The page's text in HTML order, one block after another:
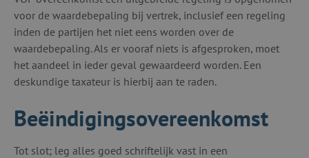
voor de waardebepaling bij vertrek, inclusief een regeling
inden de partijen het niet eens worden over de
waardebepaling. Als er vooraf niets is afgesproken, moet
het aandeel in ieder geval gewaardeerd worden. Een
deskundige taxateur is hierbij aan te raden.
Beëindigingsovereenkomst
Tot slot; leg alles goed schriftelijk vast in een